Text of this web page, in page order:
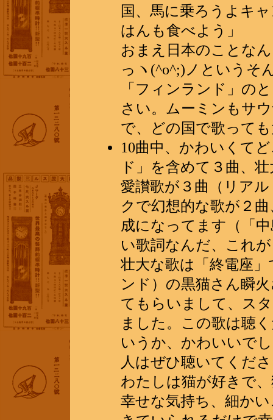
国、馬に乗ろうよキ
はんも食べよう」
おまえ日本のことな
っヽ(^o^;)ノというそ
「フィンランド」の
さい。ムーミンもサ
で、どの国で歌って
10曲中、かわいくて
ド」を含めて３曲、
愛讃歌が３曲（リア
クで幻想的な歌が２
成になってます（「
い歌詞なんだ、これ
壮大な歌は「終電座
ンド）の黒猫さん瞬
てもらいまして、ス
ました。この歌は聴
いうか、かわいいで
人はぜひ聴いてくだ
わたしは猫が好きで
幸せな気持ち、細か